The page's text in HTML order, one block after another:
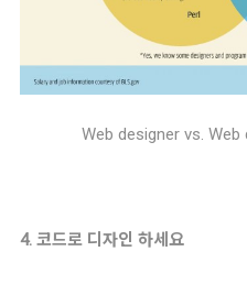
Web designer vs. Web
4. 코드로 디자인 하세요